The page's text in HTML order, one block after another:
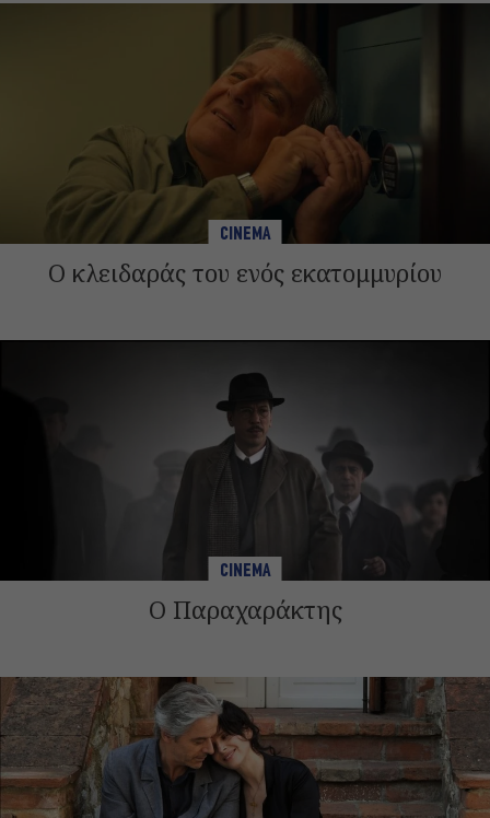
CINEMA
Ο κλειδαράς του ενός εκατομμυρίου
CINEMA
Ο Παραχαράκτης